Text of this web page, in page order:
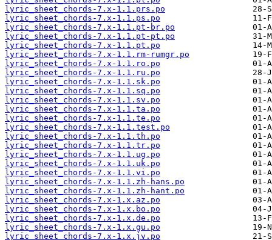
lyric_sheet_chords-7.x-1.1.prs.po
lyric_sheet_chords-7.x-1.1.ps.po
lyric_sheet_chords-7.x-1.1.pt-br.po
lyric_sheet_chords-7.x-1.1.pt-pt.po
lyric_sheet_chords-7.x-1.1.pt.po
lyric_sheet_chords-7.x-1.1.rm-rumgr.po
lyric_sheet_chords-7.x-1.1.ro.po
lyric_sheet_chords-7.x-1.1.ru.po
lyric_sheet_chords-7.x-1.1.sk.po
lyric_sheet_chords-7.x-1.1.sq.po
lyric_sheet_chords-7.x-1.1.sv.po
lyric_sheet_chords-7.x-1.1.ta.po
lyric_sheet_chords-7.x-1.1.te.po
lyric_sheet_chords-7.x-1.1.test.po
lyric_sheet_chords-7.x-1.1.th.po
lyric_sheet_chords-7.x-1.1.tr.po
lyric_sheet_chords-7.x-1.1.ug.po
lyric_sheet_chords-7.x-1.1.uk.po
lyric_sheet_chords-7.x-1.1.vi.po
lyric_sheet_chords-7.x-1.1.zh-hans.po
lyric_sheet_chords-7.x-1.1.zh-hant.po
lyric_sheet_chords-7.x-1.x.az.po
lyric_sheet_chords-7.x-1.x.bo.po
lyric_sheet_chords-7.x-1.x.de.po
lyric_sheet_chords-7.x-1.x.gu.po
lyric_sheet_chords-7.x-1.x.jv.po